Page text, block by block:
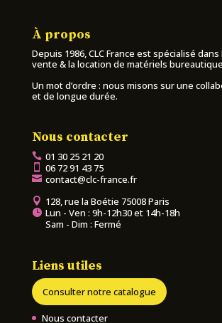
À propos
Depuis 1986, CLC France est spécialisé dans
vente & la location de matériels
Un mot d’ordre : nous misons sur une
et de longue durée.
Nous contacter
01 30 25 21 20
06 72 91 43 75
contact@clc-france.fr
128, rue la Boétie 75008 Paris
Lun - Ven : 9h-12h30 et 14h-18h
Sam - Dim : Fermé
Liens utiles
Consulter notre catalogue
Nous contacter